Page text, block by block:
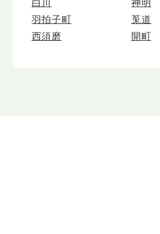
羽拍子町
莵道
西須磨
開町